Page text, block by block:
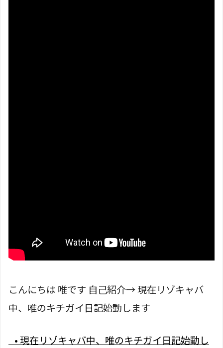
こんにちは 唯です 自己紹介→ 現在リゾキャバ
中、唯のキチガイ日記始動します
• 現在リゾキャバ中、唯のキチガイ日記始動し